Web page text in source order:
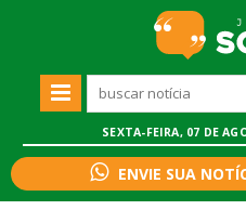
SEXTA-FEIRA, 07 DE
ENVIE SUA